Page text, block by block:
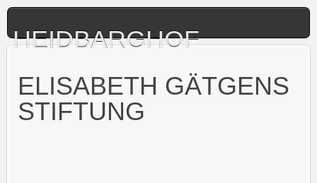
HEIDBARGHOF
ELISABETH GÄTGENS
STIFTUNG